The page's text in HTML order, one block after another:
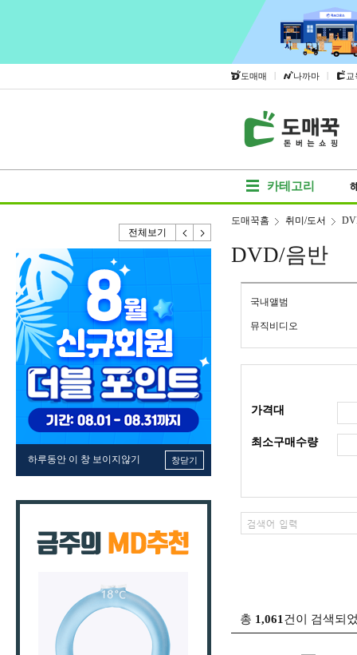
도매매 | 나까마 | 교
카테고리
전체보기
하루동안 이 창 보이지않기 창닫기
도매꾹홈 취미/도서
DVD/음반
국내앨범
뮤직비디오
가격대
최소구매수량
총 1,061 건이 검색되